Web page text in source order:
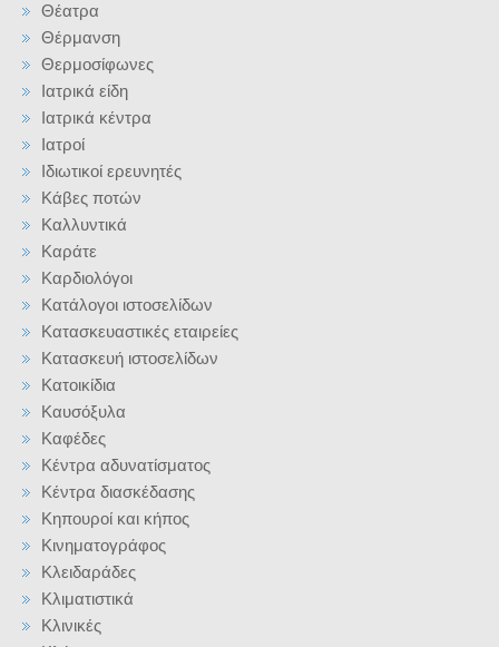
Θέατρα
Θέρμανση
Θερμοσίφωνες
Ιατρικά είδη
Ιατρικά κέντρα
Ιατροί
Ιδιωτικοί ερευνητές
Κάβες ποτών
Καλλυντικά
Καράτε
Καρδιολόγοι
Κατάλογοι ιστοσελίδων
Κατασκευαστικές εταιρείες
Κατασκευή ιστοσελίδων
Κατοικίδια
Καυσόξυλα
Καφέδες
Κέντρα αδυνατίσματος
Κέντρα διασκέδασης
Κηπουροί και κήπος
Κινηματογράφος
Κλειδαράδες
Κλιματιστικά
Κλινικές